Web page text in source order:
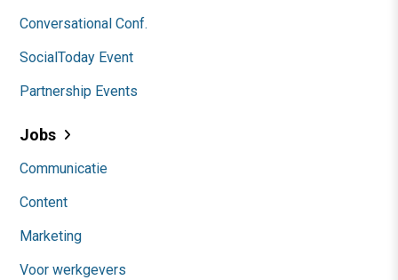
Conversational Conf.
SocialToday Event
Partnership Events
Jobs
Communicatie
Content
Marketing
Voor werkgevers